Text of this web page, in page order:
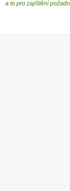
a to pro zajištění